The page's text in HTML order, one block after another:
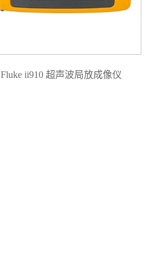
Fluke ii910 超声波局放成像仪